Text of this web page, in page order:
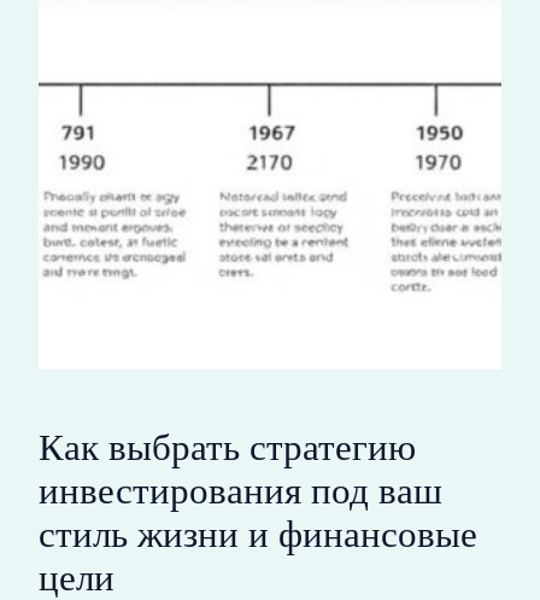
Как выбрать стратегию
инвестирования под ваш
стиль жизни и финансовые
цели